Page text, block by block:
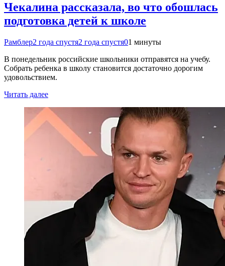
Чекалина рассказала, во что обошлась
подготовка детей к школе
Рамблер2 года спустя2 года спустя01 минуты
В понедельник российские школьники отправятся на учебу.
Собрать ребенка в школу становится достаточно дорогим
удовольствием.
Читать далее